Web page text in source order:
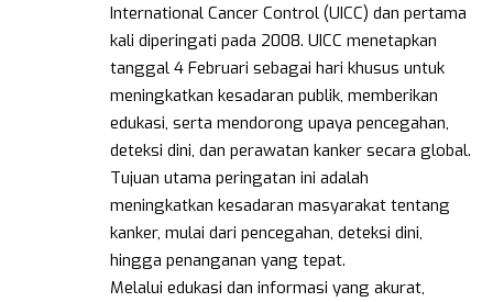
International Cancer Control (UICC) dan pertama
kali diperingati pada 2008. UICC menetapkan
tanggal 4 Februari sebagai hari khusus untuk
meningkatkan kesadaran publik, memberikan
edukasi, serta mendorong upaya pencegahan,
deteksi dini, dan perawatan kanker secara global.
Tujuan utama peringatan ini adalah
meningkatkan kesadaran masyarakat tentang
kanker, mulai dari pencegahan, deteksi dini,
hingga penanganan yang tepat.
Melalui edukasi dan informasi yang akurat,